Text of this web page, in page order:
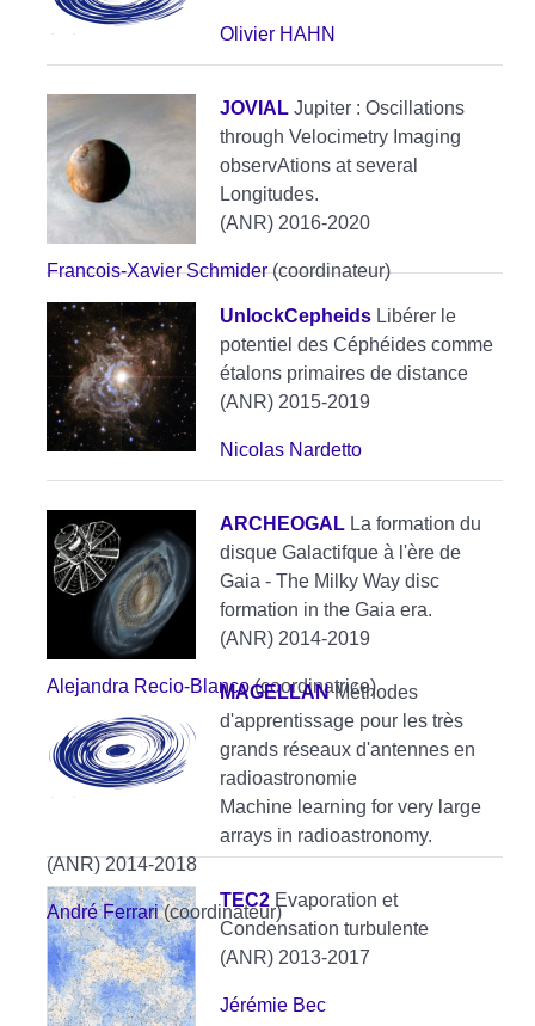
Olivier HAHN
JOVIAL Jupiter : Oscillations
through Velocimetry Imaging
observAtions at several
Longitudes.
(ANR) 2016-2020
Francois-Xavier Schmider(coordinateur)
UnlockCepheids Libérer le
potentiel des Céphéides comme
étalons primaires de distance
(ANR) 2015-2019
Nicolas Nardetto
ARCHEOGAL La formation du
disque Galactifque à l'ère de
Gaia - The Milky Way disc
formation in the Gaia era.
(ANR) 2014-2019
Alejandra Recio-Blanco(coordinatrice)
MAGELLANMéthodes
d'apprentissage pour les très
grands réseaux d'antennes en
radioastronomie
Machine learning for very large
arrays in radioastronomy.
(ANR) 2014-2018
André Ferrari(coordinateur)
TEC2 Evaporation et
Condensation turbulente
(ANR) 2013-2017
Jérémie Bec